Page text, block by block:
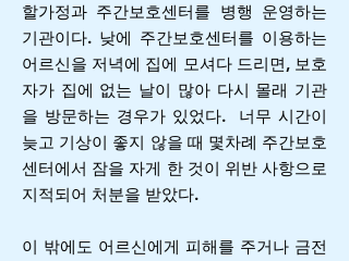
할가정과 주간보호센터를 병행 운영하는
기관이다. 낮에 주간보호센터를 이용하는
어르신을 저녁에 집에 모셔다 드리면, 보호
자가 집에 없는 날이 많아 다시 몰래 기관
을 방문하는 경우가 있었다. 너무 시간이
늦고 기상이 좋지 않을 때 몇차례 주간보호
센터에서 잠을 자게 한 것이 위반 사항으로
지적되어 처분을 받았다.
이 밖에도 어르신에게 피해를 주거나 금전